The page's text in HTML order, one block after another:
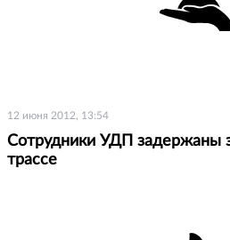
12 июня 2012, 13:54
Сотрудники УДП задержаны
трассе